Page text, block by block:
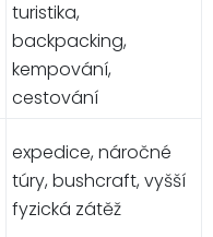
turistika,
backpacking,
kempování,
cestování
expedice, náročné
túry, bushcraft, vyšší
fyzická zátěž